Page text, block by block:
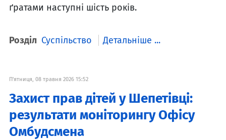
ґратами наступні шість років.
Розділ Суспільство Детальніше ...
П'ятниця, 08 травня 2026 15:52
Захист прав дітей у Шепетівці:
результати моніторингу Офісу
Омбудсмена